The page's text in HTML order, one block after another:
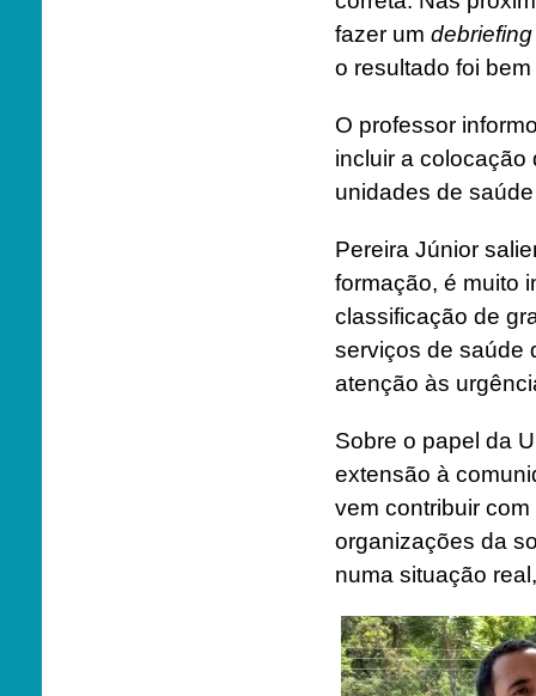
fazer um debriefing
o resultado foi
O professor
incluir a colocação
unidades de
Pereira Júnior
formação, é muito
classificação de
serviços de saúde
atenção às
Sobre o papel da
extensão à
vem contribuir
organizações da
numa situação